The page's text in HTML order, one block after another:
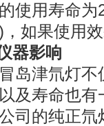
使用寿命为
，如果使用
器影响
岛津氘灯不
及寿命也
司的纯正氘